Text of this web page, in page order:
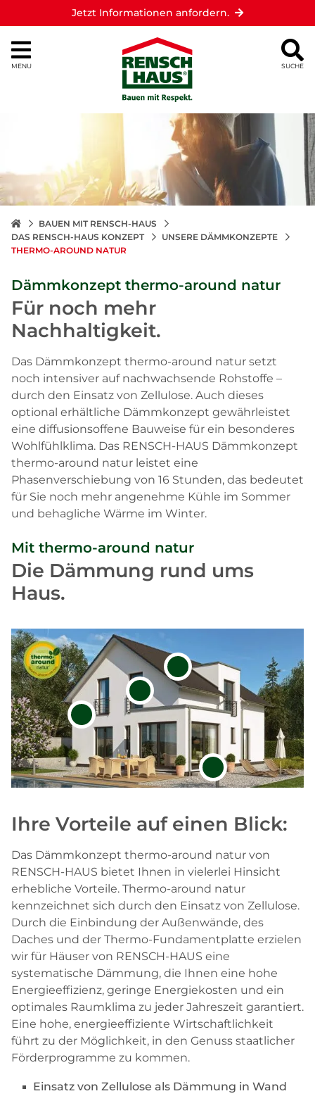
Jetzt Informationen anfordern.
MENU SUCHE
BAUEN MIT RENSCH-HAUS
DAS RENSCH-HAUS KONZEPT
UNSERE DÄMMKONZEPTE
THERMO-AROUND NATUR
Dämmkonzept thermo-around natur
Für noch mehr
Nachhaltigkeit.
Das Dämmkonzept thermo-around natur setzt
noch intensiver auf nachwachsende Rohstoffe –
durch den Einsatz von Zellulose. Auch dieses
optional erhältliche Dämmkonzept gewährleistet
eine diffusionsoffene Bauweise für ein besonderes
Wohlfühlklima. Das RENSCH-HAUS Dämmkonzept
thermo-around natur leistet eine
Phasenverschiebung von 16 Stunden, das bedeutet
für Sie noch mehr angenehme Kühle im Sommer
und behagliche Wärme im Winter.
Mit thermo-around natur
Die Dämmung rund ums
Haus.
Ihre Vorteile auf einen Blick:
Das Dämmkonzept thermo-around natur von
RENSCH-HAUS bietet Ihnen in vielerlei Hinsicht
erhebliche Vorteile. Thermo-around natur
kennzeichnet sich durch den Einsatz von Zellulose.
Durch die Einbindung der Außenwände, des
Daches und der Thermo-Fundamentplatte erzielen
wir für Häuser von RENSCH-HAUS eine
systematische Dämmung, die Ihnen eine hohe
Energieeffizienz, geringe Energiekosten und ein
optimales Raumklima zu jeder Jahreszeit garantiert.
Eine hohe, energieeffiziente Wirtschaftlichkeit
führt zu der Möglichkeit, in den Genuss staatlicher
Förderprogramme zu kommen.
Einsatz von Zellulose als Dämmung in Wand